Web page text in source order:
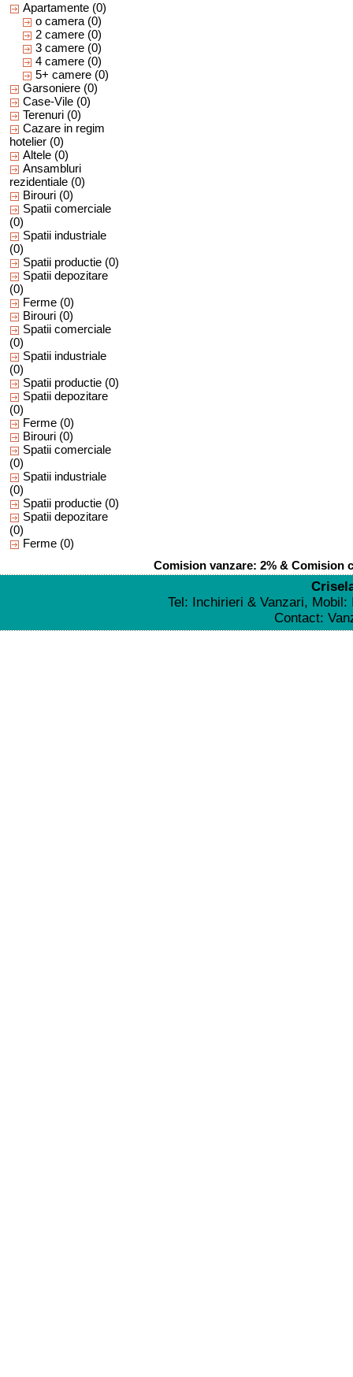
Apartamente (0)
o camera (0)
2 camere (0)
3 camere (0)
4 camere (0)
5+ camere (0)
Garsoniere (0)
Case-Vile (0)
Terenuri (0)
Cazare in regim
hotelier (0)
Altele (0)
Ansambluri
rezidentiale (0)
Birouri (0)
Spatii comerciale
(0)
Spatii industriale
(0)
Spatii productie (0)
Spatii depozitare
(0)
Ferme (0)
Birouri (0)
Spatii comerciale
(0)
Spatii industriale
(0)
Spatii productie (0)
Spatii depozitare
(0)
Ferme (0)
Birouri (0)
Spatii comerciale
(0)
Spatii industriale
(0)
Spatii productie (0)
Spatii depozitare
(0)
Ferme (0)
Comision vanzare: 2% & Comision
Tel: Inchirieri & Vanzari,
Contact: